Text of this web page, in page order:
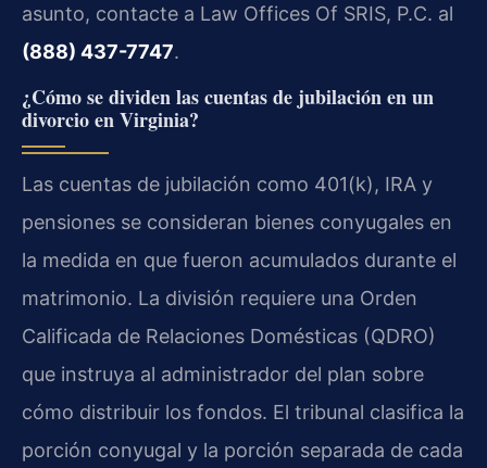
asunto, contacte a Law Offices Of SRIS, P.C. al
(888) 437-7747.
¿Cómo se dividen las cuentas de jubilación en un
divorcio en Virginia?
Las cuentas de jubilación como 401(k), IRA y
pensiones se consideran bienes conyugales en
la medida en que fueron acumulados durante el
matrimonio. La división requiere una Orden
Calificada de Relaciones Domésticas (QDRO)
que instruya al administrador del plan sobre
cómo distribuir los fondos. El tribunal clasifica la
porción conyugal y la porción separada de cada